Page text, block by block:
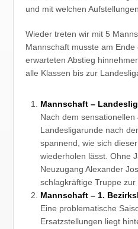
und mit welchen Aufstellungen.
Wieder treten wir mit 5
Mannschaft musste am
erwarteten Abstieg
alle Klassen bis zur
Mannschaft –
Nach dem
Landesligarunde nach
spannend, wie sich
wiederholen lässt. Ohne
Neuzugang Alexander
schlagkräftige Truppe zur
Mannschaft – 1.
Eine problematische
Ersatzstellungen liegt